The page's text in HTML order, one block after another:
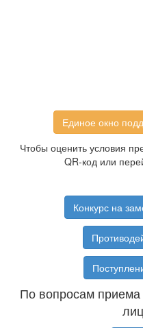
Единое окно
Чтобы оценить условия
QR-код или
Конкурс на
По вопросам